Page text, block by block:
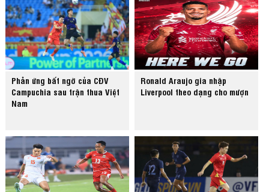
Phản ứng bất ngờ của CĐV
Campuchia sau trận thua Việt
Nam
Ronald Araujo gia nhập
Liverpool theo dạng cho mượn